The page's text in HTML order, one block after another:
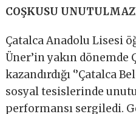
COŞKUSU
Çatalca Anadolu Lisesi
Üner’in yakın dönemde
kazandırdığı ‘’Çatalca
sosyal tesislerinde
performansı sergiledi.